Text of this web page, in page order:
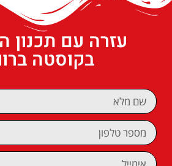
עזרה עם תכנון
בקוסטה